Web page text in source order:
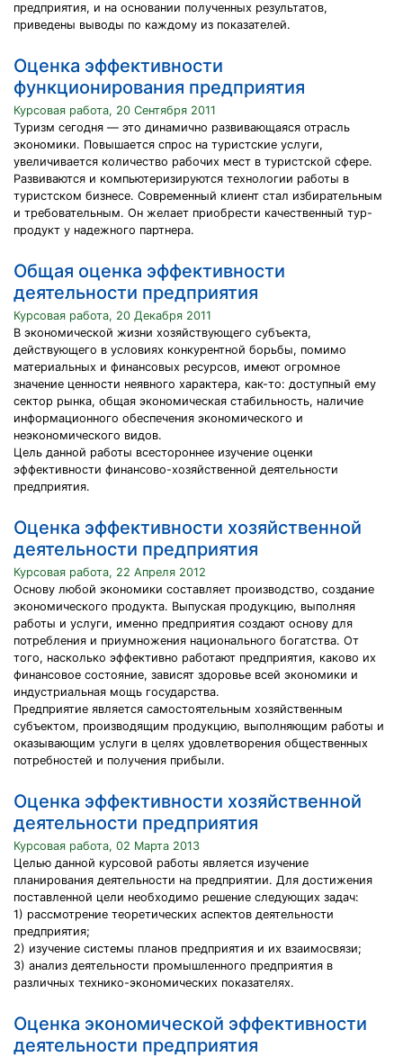
предприятия, и на основании полученных результатов,
приведены выводы по каждому из показателей.
Оценка эффективности
функционирования предприятия
Курсовая работа, 20 Сентября 2011
Туризм сегодня — это динамично развивающаяся отрасль
экономики. Повышается спрос на туристские услуги,
увеличивается количество рабочих мест в туристской сфере.
Развиваются и компьютеризируются технологии работы в
туристском бизнесе. Современный клиент стал избирательным
и требовательным. Он желает приобрести качественный тур-
продукт у надежного партнера.
Общая оценка эффективности
деятельности предприятия
Курсовая работа, 20 Декабря 2011
В экономической жизни хозяйствующего субъекта,
действующего в условиях конкурентной борьбы, помимо
материальных и финансовых ресурсов, имеют огромное
значение ценности неявного характера, как-то: доступный ему
сектор рынка, общая экономическая стабильность, наличие
информационного обеспечения экономического и
неэкономического видов.
Цель данной работы всестороннее изучение оценки
эффективности финансово-хозяйственной деятельности
предприятия.
Оценка эффективности хозяйственной
деятельности предприятия
Курсовая работа, 22 Апреля 2012
Основу любой экономики составляет производство, создание
экономического продукта. Выпуская продукцию, выполняя
работы и услуги, именно предприятия создают основу для
потребления и приумножения национального богатства. От
того, насколько эффективно работают предприятия, каково их
финансовое состояние, зависят здоровье всей экономики и
индустриальная мощь государства.
Предприятие является самостоятельным хозяйственным
субъектом, производящим продукцию, выполняющим работы и
оказывающим услуги в целях удовлетворения общественных
потребностей и получения прибыли.
Оценка эффективности хозяйственной
деятельности предприятия
Курсовая работа, 02 Марта 2013
Целью данной курсовой работы является изучение
планирования деятельности на предприятии. Для достижения
поставленной цели необходимо решение следующих задач:
1) рассмотрение теоретических аспектов деятельности
предприятия;
2) изучение системы планов предприятия и их взаимосвязи;
3) анализ деятельности промышленного предприятия в
различных технико-экономических показателях.
Оценка экономической эффективности
деятельности предприятия